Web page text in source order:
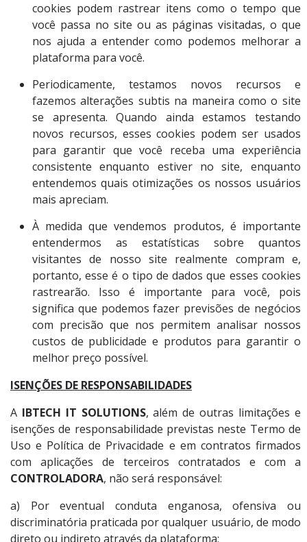
cookies podem rastrear itens como o tempo que
você passa no site ou as páginas visitadas, o que
nos ajuda a entender como podemos melhorar a
plataforma para você.
Periodicamente, testamos novos recursos e
fazemos alterações subtis na maneira como o site
se apresenta. Quando ainda estamos testando
novos recursos, esses cookies podem ser usados
para garantir que você receba uma experiência
consistente enquanto estiver no site, enquanto
entendemos quais otimizações os nossos usuários
mais apreciam.
À medida que vendemos produtos, é importante
entendermos as estatísticas sobre quantos
visitantes de nosso site realmente compram e,
portanto, esse é o tipo de dados que esses cookies
rastrearão. Isso é importante para você, pois
significa que podemos fazer previsões de negócios
com precisão que nos permitem analisar nossos
custos de publicidade e produtos para garantir o
melhor preço possível.
ISENÇÕES DE RESPONSABILIDADES
A IBTECH IT SOLUTIONS, além de outras limitações e
isenções de responsabilidade previstas neste Termo de
Uso e Política de Privacidade e em contratos firmados
com aplicações de terceiros contratados e com a
CONTROLADORA, não será responsável:
a) Por eventual conduta enganosa, ofensiva ou
discriminatória praticada por qualquer usuário, de modo
direto ou indireto através da plataforma;